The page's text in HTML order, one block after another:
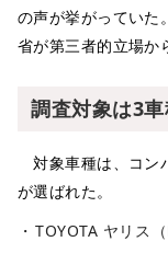
の声が挙がっていた
省が第三者的立場か
調査対象は3
対象車種は、コン
が選ばれた。
TOYOTA ヤリス